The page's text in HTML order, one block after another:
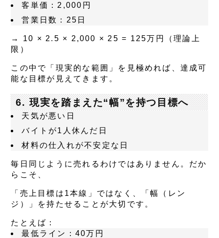
客単価：2,000円
営業日数：25日
→ 10 × 2.5 × 2,000 × 25 = 125万円（理論上
限）
この中で「現実的な範囲」を見極めれば、 達成可
能な目標が見えてきます 。
6. 現実を踏まえた“幅”を持つ目標へ
天気が悪い日
バイトが1人休んだ日
材料の仕入れが不安定な日
毎日同じように売れるわけではありません。だか
らこそ、
「売上目標は1本線」ではなく、「幅（レン
ジ）」を持たせることが大切 です。
たとえば：
最低ライン：40万円